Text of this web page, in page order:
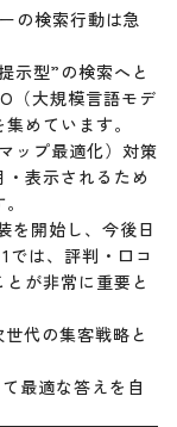
の検索行動は急
示型”の検索へと
（大規模言語モデ
めています。
ップ最適化）対策
表示されるため
を開始し、今後日
は、評判・口コ
が非常に重要と
代の集客戦略と
最適な答えを自